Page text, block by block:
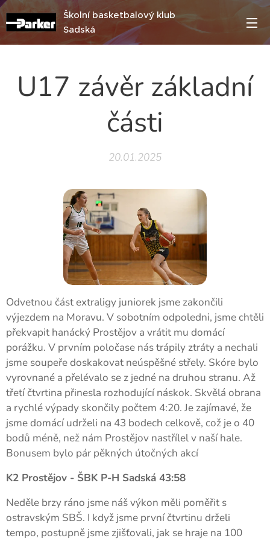
Školní basketbalový klub
Sadská
U17 závěr základní
části
20.01.2025
Odvetnou část extraligy juniorek jsme zakončili
výjezdem na Moravu. V sobotním odpoledni, jsme chtěli
překvapit hanácký Prostějov a vrátit mu domácí
porážku. V prvním poločase nás trápily ztráty a nechali
jsme soupeře doskakovat neúspěšné střely. Skóre bylo
vyrovnané a přelévalo se z jedné na druhou stranu. Až
třetí čtvrtina přinesla rozhodující náskok. Skvělá obrana
a rychlé výpady skončily počtem 4:20. Je zajímavé, že
jsme domácí udrželi na 43 bodech celkově, což je o 40
bodů méně, než nám Prostějov nastřílel v naší hale.
Bonusem bylo pár pěkných útočných akcí
K2 Prostějov - ŠBK P-H Sadská 43:58
Neděle brzy ráno jsme náš výkon měli poměřit s
ostravským SBŠ. I když jsme první čtvrtinu drželi
tempo, postupně jsme zjišťovali, jak se hraje na 100